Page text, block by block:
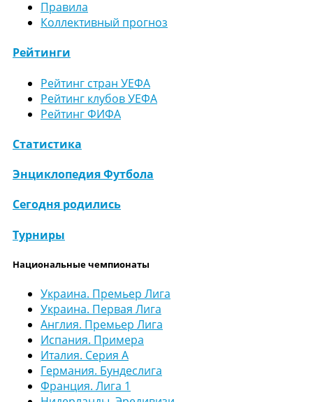
Правила
Коллективный прогноз
Рейтинги
Рейтинг стран УЕФА
Рейтинг клубов УЕФА
Рейтинг ФИФА
Статистика
Энциклопедия Футбола
Сегодня родились
Турниры
Национальные чемпионаты
Украина. Премьер Лига
Украина. Первая Лига
Англия. Премьер Лига
Испания. Примера
Италия. Серия А
Германия. Бундеслига
Франция. Лига 1